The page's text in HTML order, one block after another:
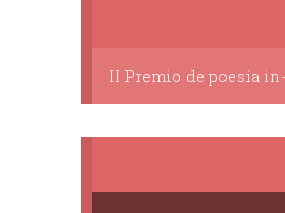
II Premio de poesía